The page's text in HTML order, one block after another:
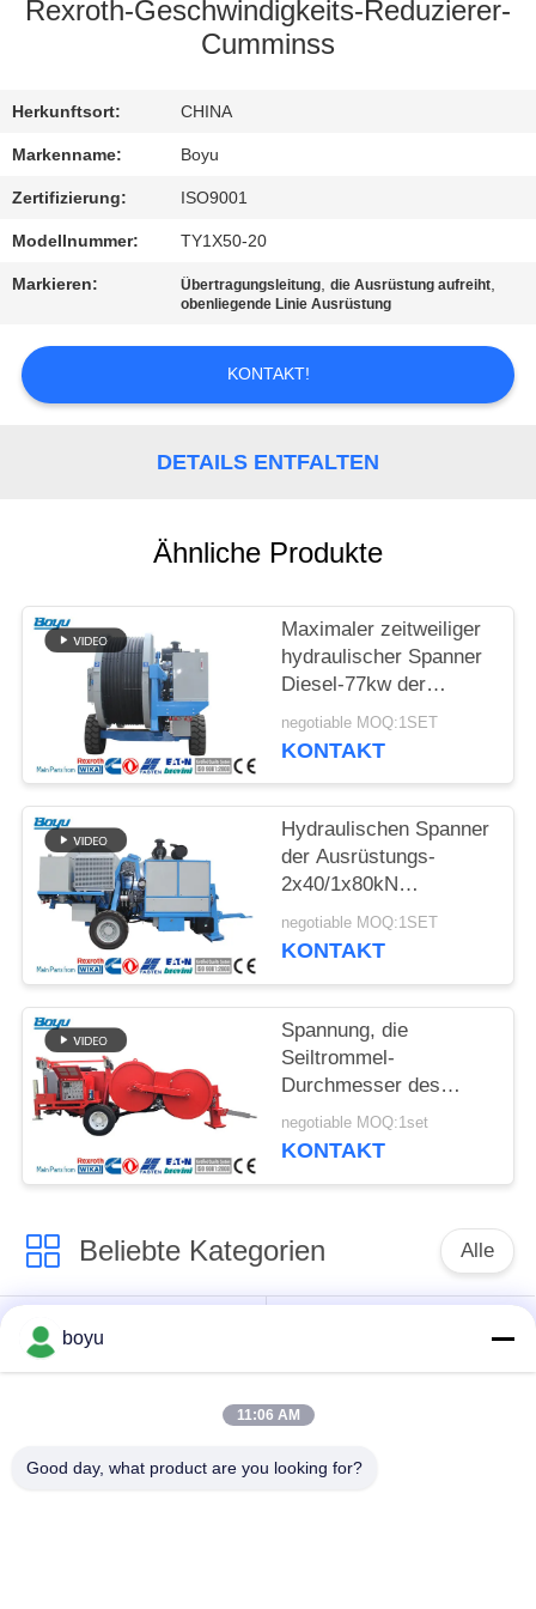
MIT
UNS
IN
VERBINDUNG
NACHRICHTEN
FORDERN
PRIVACY
POLICY
Rexroth-Geschwindigkeits-Reduzierer-
Cumminss
Herkunftsort: CHINA
Markenname: Boyu
Zertifizierung: ISO9001
Modellnummer: TY1X50-20
Markieren: Übertragungsleitung,die Ausrüstung aufreiht,
obenliegende Linie Ausrüstung
KONTAKT!
DETAILS ENTFALTEN
Ähnliche Produkte
Maximaler zeitweiliger
hydraulischer Spanner
Diesel-77kw der
Spannungs-2x70kN
langlebig
negotiable MOQ:1SET
KONTAKT
Hydraulischen Spanner
der Ausrüstungs-
2x40/1x80kN
aufreihend, fugen Sie
Zahl 2x5
negotiable MOQ:1SET
KONTAKT
Spannung, die
Seiltrommel-
Durchmesser des
Ausrüstungs-
hydraulischen
negotiable MOQ:1set
KONTAKT
Beliebte Kategorien Alle
Übertragungsleitung,
die Ausrüstung
Spannung, die
Gegendrehdrahtseil
boyu
11:06 AM
Good day, what product are you looking for?